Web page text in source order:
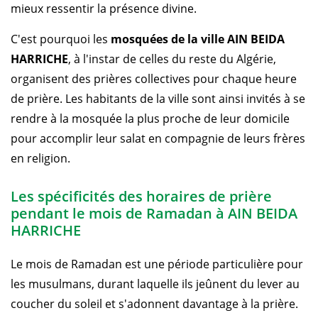
mieux ressentir la présence divine.
C'est pourquoi les mosquées de la ville AIN BEIDA
HARRICHE, à l'instar de celles du reste du Algérie,
organisent des prières collectives pour chaque heure
de prière. Les habitants de la ville sont ainsi invités à se
rendre à la mosquée la plus proche de leur domicile
pour accomplir leur salat en compagnie de leurs frères
en religion.
Les spécificités des horaires de prière
pendant le mois de Ramadan à AIN BEIDA
HARRICHE
Le mois de Ramadan est une période particulière pour
les musulmans, durant laquelle ils jeûnent du lever au
coucher du soleil et s'adonnent davantage à la prière.